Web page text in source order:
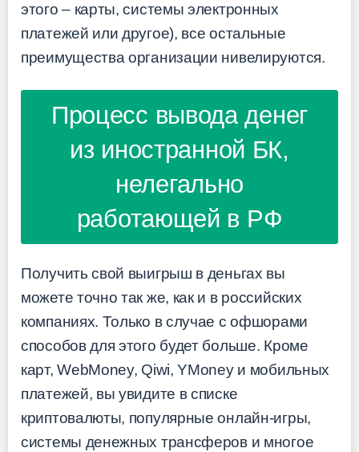
этого – карты, системы электронных
платежей или другое), все остальные
преимущества организации нивелируются.
Процесс вывода денег
из иностранной БК,
нелегально
работающей в РФ
Получить свой выигрыш в деньгах вы
можете точно так же, как и в российских
компаниях. Только в случае с офшорами
способов для этого будет больше. Кроме
карт, WebMoney, Qiwi, YMoney и мобильных
платежей, вы увидите в списке
криптовалюты, популярные онлайн-игры,
системы денежных трансферов и многое